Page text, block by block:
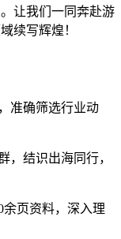
让我们一同奔赴游
续写辉煌！
准确筛选行业动
，结识出海同行，
余页资料，深入理